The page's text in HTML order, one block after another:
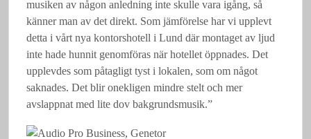
musiken av någon anledning inte skulle vara igång, så
känner man av det direkt. Som jämförelse har vi upplevt
detta i vårt nya kontorshotell i Lund där montaget av ljud
inte hade hunnit genomföras när hotellet öppnades. Det
upplevdes som påtagligt tyst i lokalen, som om något
saknades. Det blir onekligen mindre stelt och mer
avslappnat med lite dov bakgrundsmusik.”